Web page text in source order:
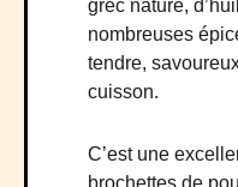
grec nature,
nombreuses
tendre,
cuisson.
C’est une
brochettes de